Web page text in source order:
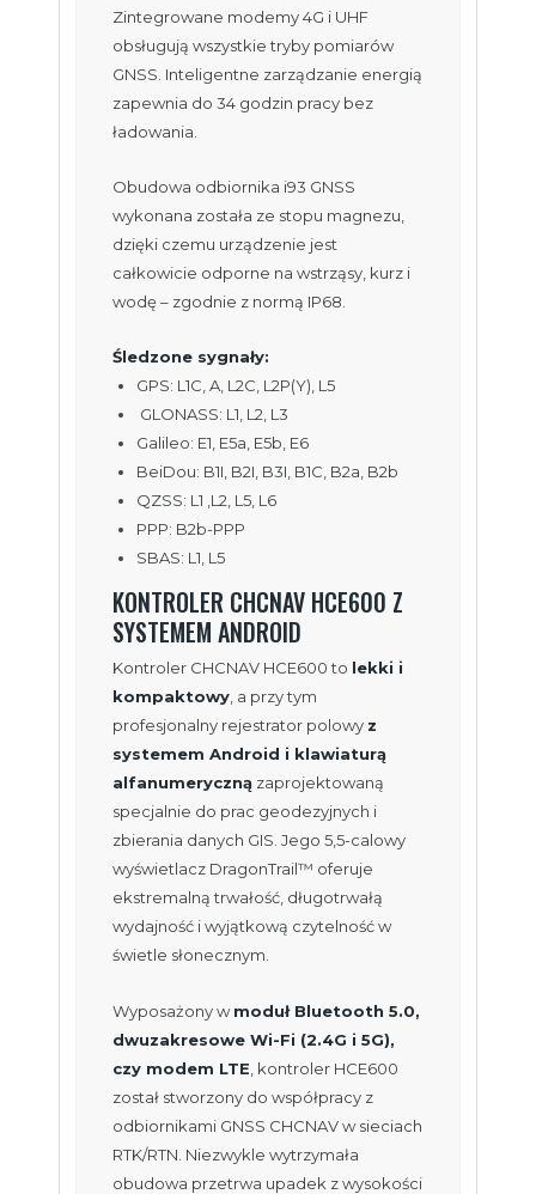
Zintegrowane modemy 4G i UHF
obsługują wszystkie tryby pomiarów
GNSS. Inteligentne zarządzanie energią
zapewnia do 34 godzin pracy bez
ładowania.
Obudowa odbiornika i93 GNSS
wykonana została ze stopu magnezu,
dzięki czemu urządzenie jest
całkowicie odporne na wstrząsy, kurz i
wodę – zgodnie z normą IP68.
Śledzone sygnały:
GPS: L1C, A, L2C, L2P(Y), L5
GLONASS: L1, L2, L3
Galileo: E1, E5a, E5b, E6
BeiDou: B1I, B2I, B3I, B1C, B2a, B2b
QZSS: L1 ,L2, L5, L6
PPP: B2b-PPP
SBAS: L1, L5
KONTROLER CHCNAV HCE600 Z
SYSTEMEM ANDROID
Kontroler CHCNAV HCE600 to lekki i
kompaktowy, a przy tym
profesjonalny rejestrator polowy z
systemem Android i klawiaturą
alfanumeryczną zaprojektowaną
specjalnie do prac geodezyjnych i
zbierania danych GIS. Jego 5,5-calowy
wyświetlacz DragonTrail™ oferuje
ekstremalną trwałość, długotrwałą
wydajność i wyjątkową czytelność w
świetle słonecznym.
Wyposażony wmoduł Bluetooth 5.0,
dwuzakresowe Wi-Fi (2.4G i 5G),
czy modem LTE , kontroler HCE600
został stworzony do współpracy z
odbiornikami GNSS CHCNAV w sieciach
RTK/RTN. Niezwykle wytrzymała
obudowa przetrwa upadek z wysokości